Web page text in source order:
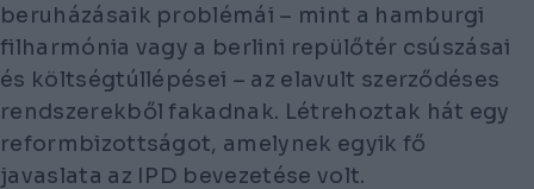
beruházásaik problémái – mint a hamburgi
filharmónia vagy a berlini repülőtér csúszásai
és költségtúllépései – az elavult szerződéses
rendszerekből fakadnak. Létrehoztak hát egy
reformbizottságot, amelynek egyik fő
javaslata az IPD bevezetése volt.